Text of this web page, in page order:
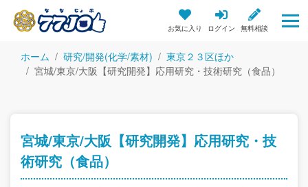
お気に入り ログイン 無料相談
ホーム 研究/開発(化学/素材)
東京２３区ほか
宮城/東京/大阪【研究開発】応用研究・技術研究（食品）
宮城/東京/大阪【研究開発】応用研究・技
術研究（食品）